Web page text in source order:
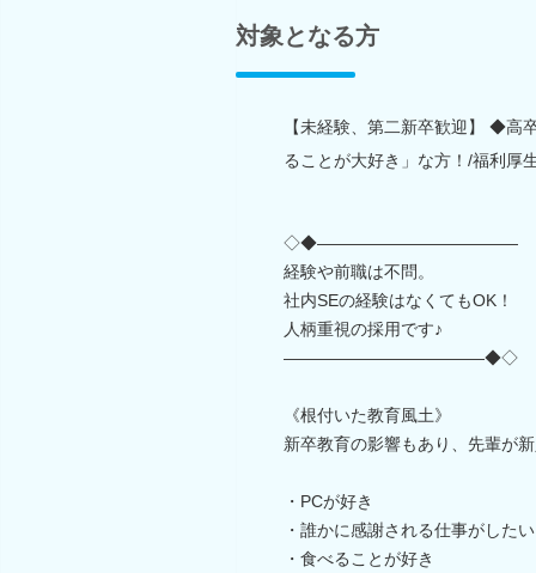
対象となる方
【未経験、第二新卒歓迎】 ◆高
ることが大好き」な方！/福利厚
◇◆――――――――――――
経験や前職は不問。
社内SEの経験はなくてもOK！
人柄重視の採用です♪
――――――――――――◆◇
《根付いた教育風土》
新卒教育の影響もあり、先輩が
・PCが好き
・誰かに感謝される仕事がしたい
・食べることが好き